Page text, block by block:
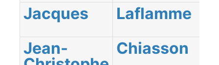
Jacques
Laflamme
Jean-
Chiasson